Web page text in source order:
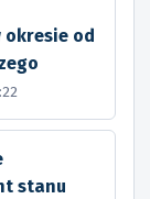
od
stanu